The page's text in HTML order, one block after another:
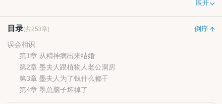
协议书中的离婚原因很是刺眼：
活。
墨渊猩红了眼，手中的佛珠也断裂，发疯的开始找她。
吃瓜群众：“墨总这是从植物人变成精神病了？好吓人！”
墨渊：“该死的苏浅浅，你逃不掉的。”
“墨总，收到消息，太太又跟人相亲去了”
展开
目录(共253章)
倒序
误会相识
第1章 从精神病出来结婚
第2章 墨夫人跟植物人老公洞房
第3章 墨夫人为了钱什么都干
第4章 墨总脑子坏掉了